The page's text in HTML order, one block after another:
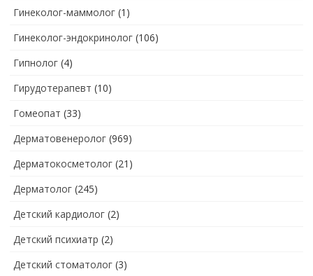
Гинеколог-маммолог (1)
Гинеколог-эндокринолог (106)
Гипнолог (4)
Гирудотерапевт (10)
Гомеопат (33)
Дерматовенеролог (969)
Дерматокосметолог (21)
Дерматолог (245)
Детский кардиолог (2)
Детский психиатр (2)
Детский стоматолог (3)